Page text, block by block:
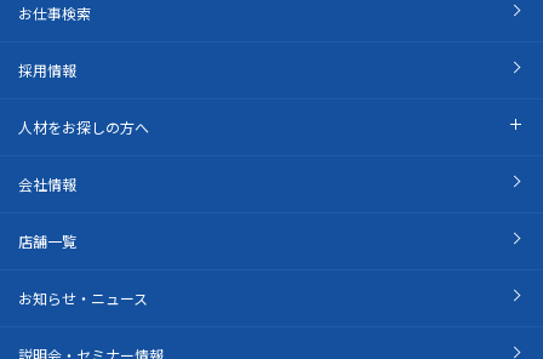
お仕事検索
採用情報
人材をお探しの方へ
会社情報
店舗一覧
お知らせ・ニュース
説明会・セミナー情報